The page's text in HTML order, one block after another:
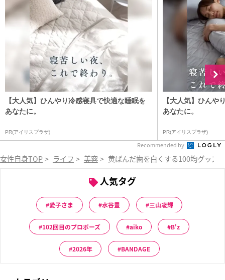
【大人気】ひんやり冷感寝具で快適な睡眠を
あなたに。
PR(アイリスプラザ)
【大人気】ひんや
あなたに。
PR(アイリスプラザ)
Recommended by
女性自身TOP > ライフ > 美容 > 黄ばんだ歯を白くする100均グッズ
人気タグ
愛子さま 水谷豊 三山凌輝
102回目のプロポーズ aiko B'z
2026年 BANDAGE